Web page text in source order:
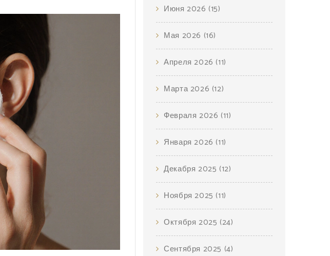
Июня 2026 (15)
Мая 2026 (16)
Апреля 2026 (11)
Марта 2026 (12)
Февраля 2026 (11)
Января 2026 (11)
Декабря 2025 (12)
Ноября 2025 (11)
Октября 2025 (24)
Сентября 2025 (4)